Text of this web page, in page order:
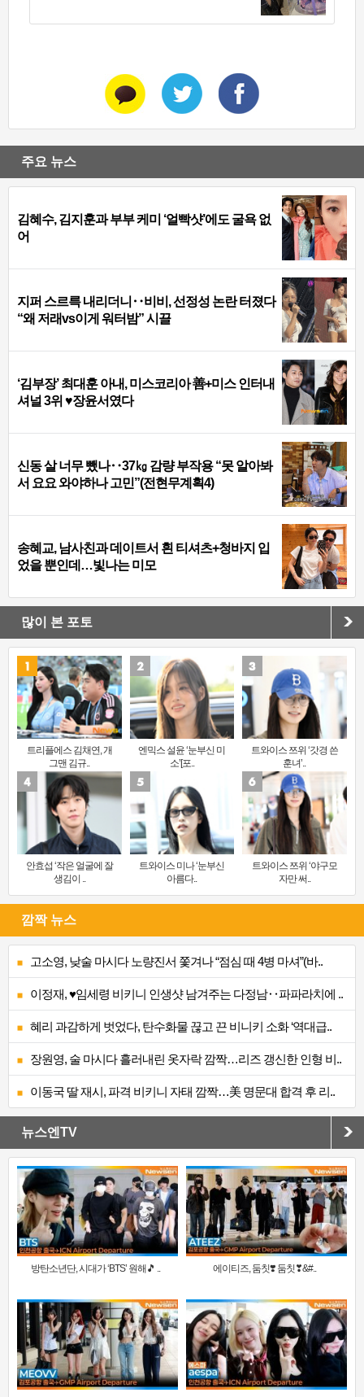
주요 뉴스
김혜수, 김지훈과 부부 케미 ‘얼빡샷’에도 굴욕 없
어
지퍼 스르륵 내리더니‥비비, 선정성 논란 터졌다
“왜 저래vs이게 워터밤” 시끌
‘김부장’ 최대훈 아내, 미스코리아 善+미스 인터내
셔널 3위 ♥장윤서였다
신동 살 너무 뺐나‥37㎏ 감량 부작용 “못 알아봐
서 요요 와야하나 고민”(전현무계획4)
송혜교, 남사친과 데이트서 흰 티셔츠+청바지 입
었을 뿐인데…빛나는 미모
많이 본 포토
트리플에스 김채연, 개
그맨 김규..
엔믹스 설윤 ‘눈부신 미
소’[포..
트와이스 쯔위 ‘갓경 쓴
훈녀’..
안효섭 ‘작은 얼굴에 잘
생김이 ..
트와이스 미나 ‘눈부신
아름다..
트와이스 쯔위 ‘야구모
자만 써..
깜짝 뉴스
고소영, 낮술 마시다 노량진서 쫓겨나 “점심 때 4병 마셔”(바..
이정재, ♥임세령 비키니 인생샷 남겨주는 다정남‥파파라치에 ..
혜리 과감하게 벗었다, 탄수화물 끊고 끈 비니키 소화 ‘역대급..
장원영, 술 마시다 흘러내린 옷자락 깜짝…리즈 갱신한 인형 비..
이동국 딸 재시, 파격 비키니 자태 깜짝…美 명문대 합격 후 리..
뉴스엔TV
방탄소년단, 시대가 ‘BTS’ 원해🎵 .. 에이티즈, 둠칫❣️ 둠칫❣&#..